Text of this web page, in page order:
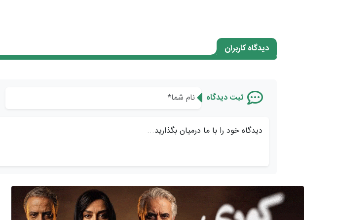
دیدگاه کاربران
ثبت دیدگاه
دیدگاه خود را با ما درمیان بگذارید...